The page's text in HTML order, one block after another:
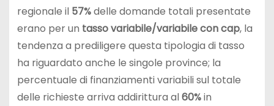
regionale il 57%delle domande totali presentate
erano per un tasso variabile/variabile con cap, la
tendenza a prediligere questa tipologia di tasso
ha riguardato anche le singole province; la
percentuale di finanziamenti variabili sul totale
delle richieste arriva addirittura al60%in